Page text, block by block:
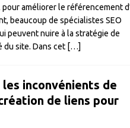
améliorer le référencement
beaucoup de spécialistes SEO
peuvent nuire à la stratégie de
du site. Dans cet […]
inconvénients de
de liens pour